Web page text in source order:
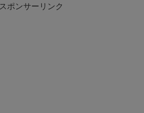
スポンサーリンク